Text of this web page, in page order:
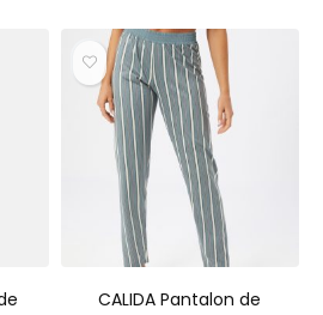
CALIDA Pantalon de